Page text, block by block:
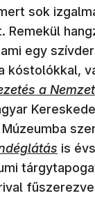
sok
Remekül
egy
kóstolókkal,
a
meg)
is